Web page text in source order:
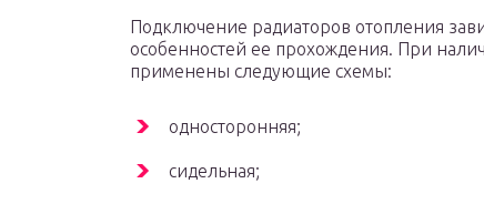
Подключение радиаторов отопления
особенностей ее прохождения. При
применены следующие схемы:
односторонняя;
сидельная;